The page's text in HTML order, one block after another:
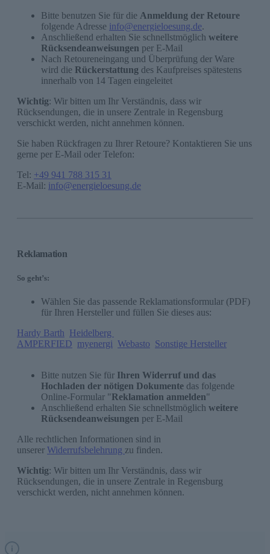
Bitte benutzen Sie für die Anmeldung der Retoure
folgende Adresse info@energieloesung.de.
Anschließend erhalten Sie schnellstmöglich weitere
Rücksendeanweisungen per E-Mail
Nach Retoureneingang und Überprüfung der Ware
wird die Rückerstattung des Kaufpreises spätestens
innerhalb von 14 Tagen eingeleitet
Wichtig: Wir bitten um Ihr Verständnis, dass wir
Rücksendungen, die in unsere Zentrale in Regensburg
verschickt werden, nicht annehmen können.
Sie haben Rückfragen zu Ihrer Retoure? Kontaktieren Sie uns
gerne per E-Mail oder Telefon:
Tel: +49 941 788 315 31
E-Mail: info@energieloesung.de
Reklamation
So geht’s:
Wählen Sie das passende Reklamationsformular (PDF)
für Ihren Hersteller und füllen Sie dieses aus:
Hardy Barth Heidelberg
AMPERFIED myenergi Webasto Sonstige Hersteller
Bitte nutzen Sie für Ihren Widerruf und das
Hochladen der nötigen Dokumente das folgende
Online-Formular "Reklamation anmelden"
Anschließend erhalten Sie schnellstmöglich weitere
Rücksendeanweisungen per E-Mail
Alle rechtlichen Informationen sind in
unserer Widerrufsbelehrung zu finden.
Wichtig: Wir bitten um Ihr Verständnis, dass wir
Rücksendungen, die in unsere Zentrale in Regensburg
verschickt werden, nicht annehmen können.